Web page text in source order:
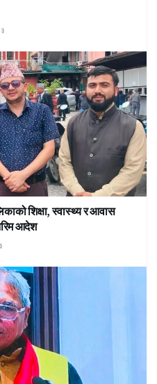
शिक्षा, स्वास्थ्य र आवास
आदेश